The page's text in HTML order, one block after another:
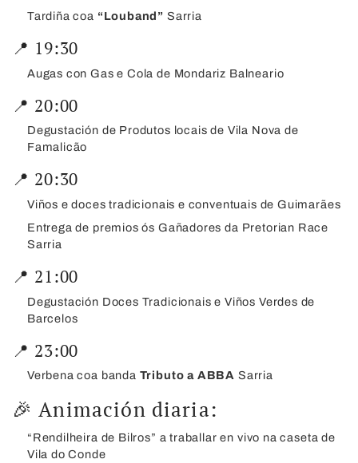
Tardiña coa “Louband” Sarria
📍 19:30
Augas con Gas e Cola de Mondariz Balneario
📍 20:00
Degustación de Produtos locais de Vila Nova de
Famalicão
📍 20:30
Viños e doces tradicionais e conventuais de Guimarães
Entrega de premios ós Gañadores da Pretorian Race
Sarria
📍 21:00
Degustación Doces Tradicionais e Viños Verdes de
Barcelos
📍 23:00
Verbena coa banda Tributo a ABBA Sarria
🎉 Animación diaria:
“Rendilheira de Bilros” a traballar en vivo na caseta de
Vila do Conde